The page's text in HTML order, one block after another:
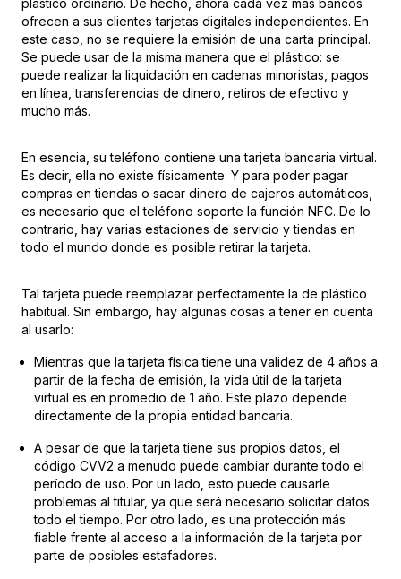
plástico ordinario. De hecho, ahora cada vez más bancos
ofrecen a sus clientes tarjetas digitales independientes. En
este caso, no se requiere la emisión de una carta principal.
Se puede usar de la misma manera que el plástico: se
puede realizar la liquidación en cadenas minoristas, pagos
en línea, transferencias de dinero, retiros de efectivo y
mucho más.
En esencia, su teléfono contiene una tarjeta bancaria virtual.
Es decir, ella no existe físicamente. Y para poder pagar
compras en tiendas o sacar dinero de cajeros automáticos,
es necesario que el teléfono soporte la función NFC. De lo
contrario, hay varias estaciones de servicio y tiendas en
todo el mundo donde es posible retirar la tarjeta.
Tal tarjeta puede reemplazar perfectamente la de plástico
habitual. Sin embargo, hay algunas cosas a tener en cuenta
al usarlo:
Mientras que la tarjeta física tiene una validez de 4 años a
partir de la fecha de emisión, la vida útil de la tarjeta
virtual es en promedio de 1 año. Este plazo depende
directamente de la propia entidad bancaria.
A pesar de que la tarjeta tiene sus propios datos, el
código CVV2 a menudo puede cambiar durante todo el
período de uso. Por un lado, esto puede causarle
problemas al titular, ya que será necesario solicitar datos
todo el tiempo. Por otro lado, es una protección más
fiable frente al acceso a la información de la tarjeta por
parte de posibles estafadores.